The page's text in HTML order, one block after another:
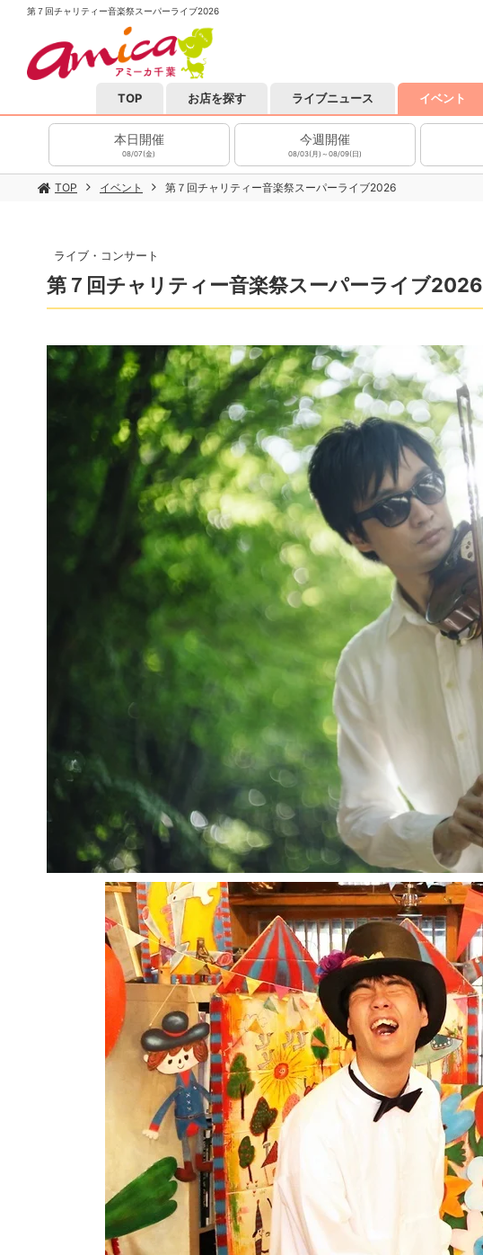
第７回チャリティー音楽祭スーパーライブ2026
TOP お店を探す ライブニュース イベント
本日開催
08/07(金)
今週開催
08/03(月)～08/09(日)
TOP イベント 第７回チャリティー音楽祭スーパーライブ2026
ライブ・コンサート
第７回チャリティー音楽祭スーパーライブ2026